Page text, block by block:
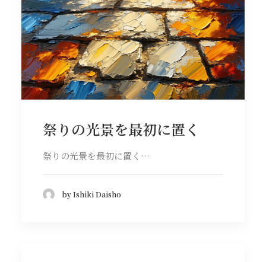
祭りの光景を最初に置く
祭りの光景を最初に置く…
by Ishiki Daisho